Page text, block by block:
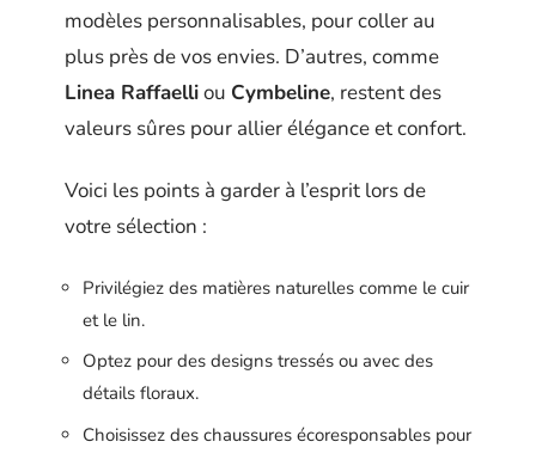
modèles personnalisables, pour coller au
plus près de vos envies. D’autres, comme
Linea Raffaelliou Cymbeline, restent des
valeurs sûres pour allier élégance et confort.
Voici les points à garder à l’esprit lors de
votre sélection :
Privilégiez des matières naturelles comme le cuir
et le lin.
Optez pour des designs tressés ou avec des
détails floraux.
Choisissez des chaussures écoresponsables pour